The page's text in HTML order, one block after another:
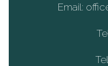
Email: